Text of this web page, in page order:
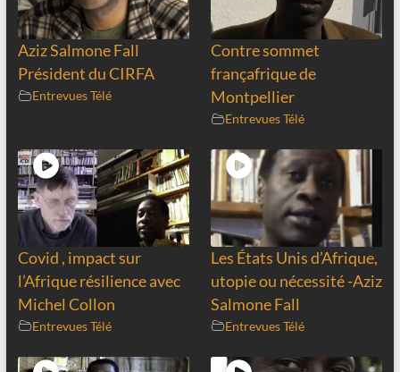
Aziz Salmone Fall
Président du CIRFA
Entrevues Télé
Contre sommet
françafrique de
Montpellier
Entrevues Télé
Covid , impact sur
l’Afrique résilience avec
Michel Collon
Entrevues Télé
Les États Unis d’Afrique,
utopie ou nécessité -Aziz
Salmone Fall
Entrevues Télé